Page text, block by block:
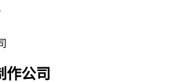
作公司